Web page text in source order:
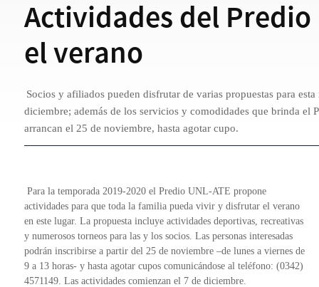
Actividades del Predio
el verano
Socios y afiliados pueden disfrutar de varias propuestas para
diciembre; además de los servicios y comodidades que brinda el
arrancan el 25 de noviembre, hasta agotar cupo.
Para la temporada 2019-2020 el Predio UNL-ATE propone
actividades para que toda la familia pueda vivir y disfrutar el verano
en este lugar. La propuesta incluye actividades deportivas, recreativas
y numerosos torneos para las y los socios. Las personas interesadas
podrán inscribirse a partir del 25 de noviembre –de lunes a viernes de
9 a 13 horas- y hasta agotar cupos comunicándose al teléfono: (0342)
4571149. Las actividades comienzan el 7 de diciembre.